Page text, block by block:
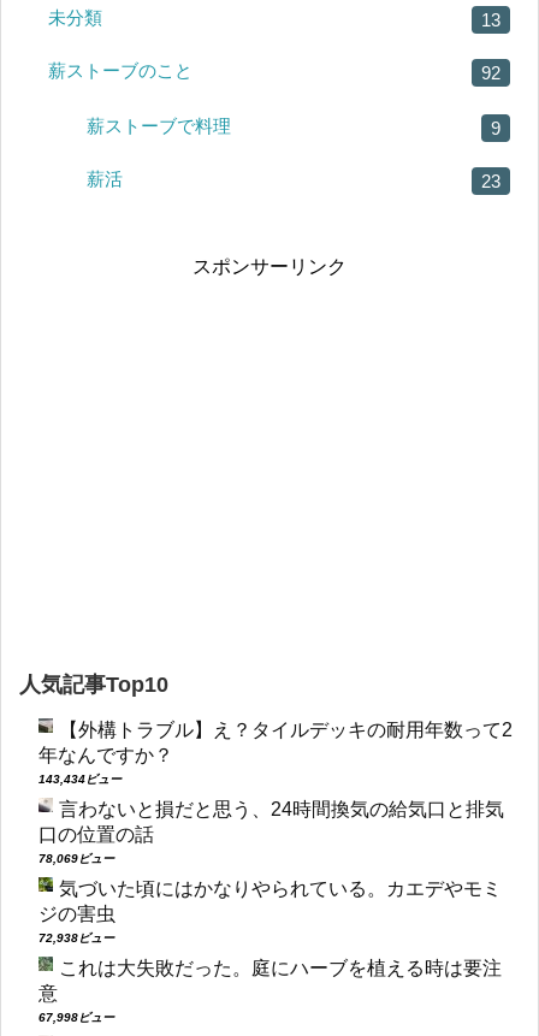
未分類 13
薪ストーブのこと 92
薪ストーブで料理 9
薪活 23
スポンサーリンク
人気記事Top10
【外構トラブル】え？タイルデッキの耐用年数って2
年なんですか？
143,434ビュー
言わないと損だと思う、24時間換気の給気口と排気
口の位置の話
78,069ビュー
気づいた頃にはかなりやられている。カエデやモミ
ジの害虫
72,938ビュー
これは大失敗だった。庭にハーブを植える時は要注
意
67,998ビュー